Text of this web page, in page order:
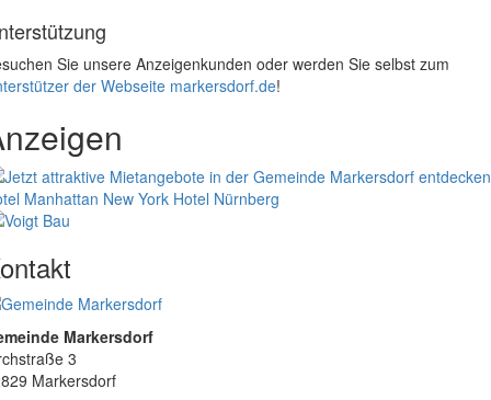
Sie unsere Anzeigenkunden oder werden Sie selbst zum
der Webseite markersdorf.de!
Manhattan New York Hotel Nürnberg
Markersdorf
3
Markersdorf